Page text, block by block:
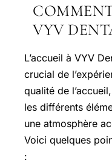
VYV
L’accueil à VYV
crucial de
qualité de
les différents
une atmosphère
Voici quelques
: